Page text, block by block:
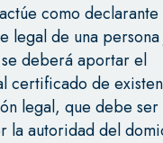
como
legal de una
deberá aportar el
certificado de
legal, que debe ser
la autoridad del